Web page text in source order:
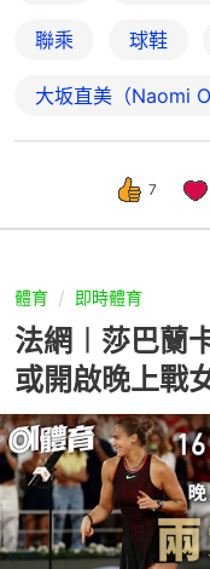
聯乘 球鞋
大坂直美（Naomi
7
體育 即時體育
法網︱莎巴蘭
或開啟晚上戰